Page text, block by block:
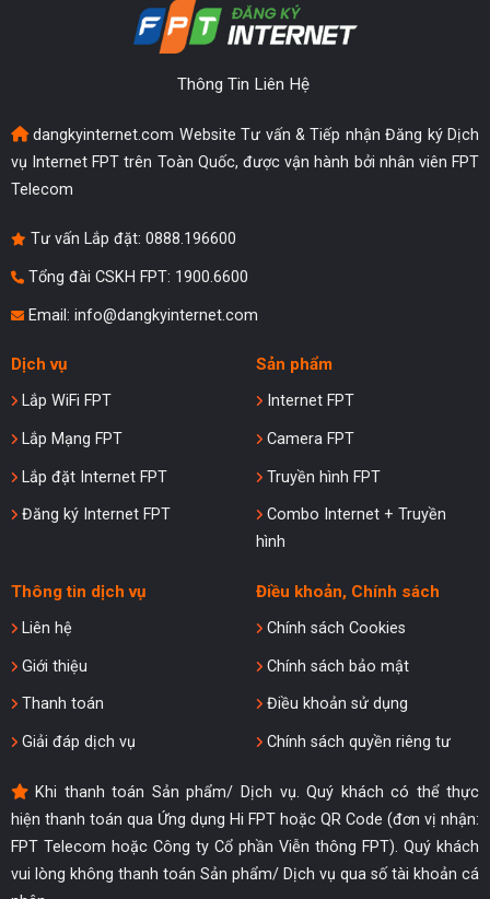
Thông Tin Liên Hệ
dangkyinternet.com Website Tư vấn & Tiếp nhận Đăng ký Dịch
vụ Internet FPT trên Toàn Quốc, được vận hành bởi nhân viên FPT
Telecom
Tư vấn Lắp đặt: 0888.196600
Tổng đài CSKH FPT: 1900.6600
Email: info@dangkyinternet.com
Dịch vụ
Lắp WiFi FPT
Lắp Mạng FPT
Lắp đặt Internet FPT
Đăng ký Internet FPT
Sản phẩm
Internet FPT
Camera FPT
Truyền hình FPT
Combo Internet + Truyền
hình
Thông tin dịch vụ
Liên hệ
Giới thiệu
Thanh toán
Giải đáp dịch vụ
Điều khoản, Chính sách
Chính sách Cookies
Chính sách bảo mật
Điều khoản sử dụng
Chính sách quyền riêng tư
Khi thanh toán Sản phẩm/ Dịch vụ. Quý khách có thể thực
hiện thanh toán qua Ứng dụng Hi FPT hoặc QR Code (đơn vị nhận:
FPT Telecom hoặc Công ty Cổ phần Viễn thông FPT). Quý khách
vui lòng không thanh toán Sản phẩm/ Dịch vụ qua số tài khoản cá